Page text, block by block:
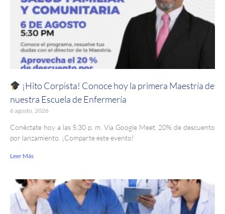
¡Hito Corpista! Conoce hoy la primera Maestría de
nuestra Escuela de Enfermería
6 agosto, 2026
Conéctate hoy a las 5:30 p. m. Vía Google Meet. 20% de descuento
por lanzamiento. ¡Comparte este evento!
Leer Más